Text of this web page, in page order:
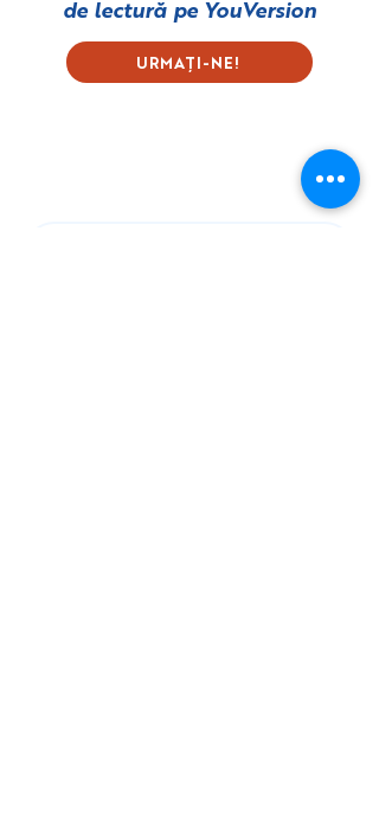
de lectură peYouVersion
URMAȚI-NE!
Subscribe to our Newsletter